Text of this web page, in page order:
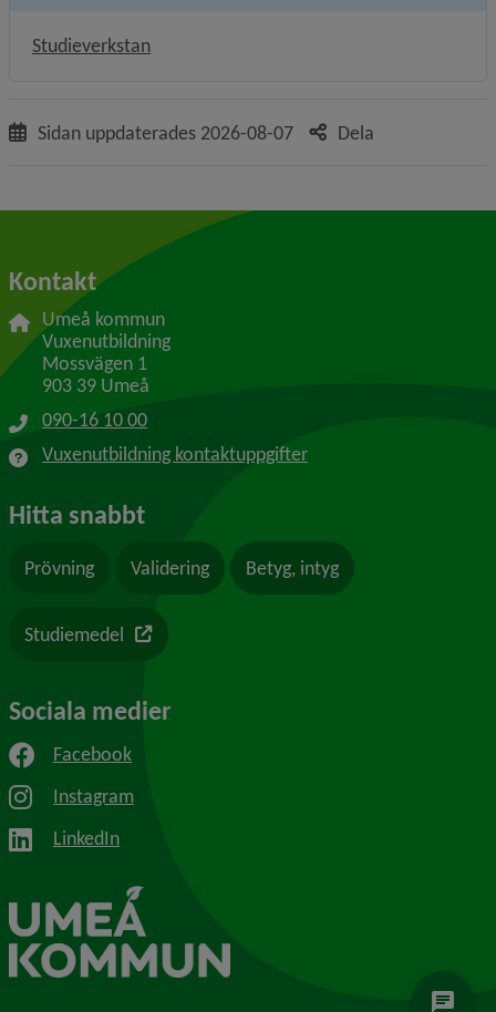
Studieverkstan
Sidan uppdaterades 2026-08-07 Dela
Kontakt
Umeå kommun
Vuxenutbildning
Mossvägen 1
903 39 Umeå
090-16 10 00
Vuxenutbildning kontaktuppgifter
Hitta snabbt
Prövning Validering Betyg, intyg
Studiemedel Länk till en annan webbplats
Sociala medier
Facebook
Instagram
LinkedIn
chat